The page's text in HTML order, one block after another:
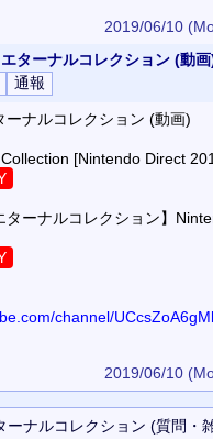
2019/06/10
ターナルコレクション (動画
ーナルコレクション (動画)
[Nintendo Direct
ターナルコレクション】
channel/
2019/06/10